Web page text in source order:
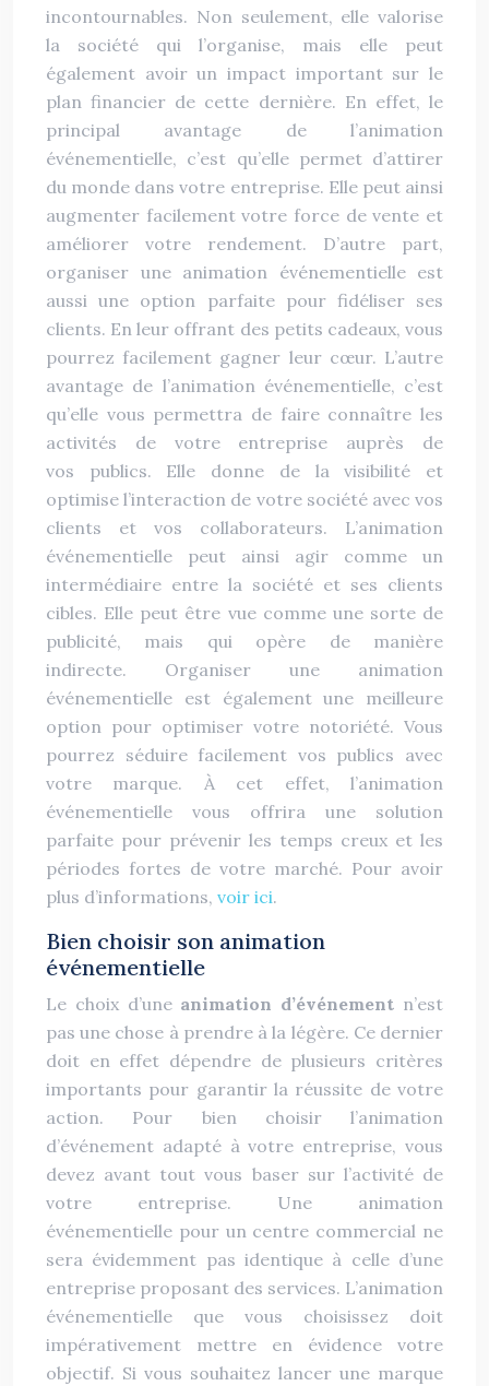
incontournables. Non seulement, elle valorise
la société qui l’organise, mais elle peut
également avoir un impact important sur le
plan financier de cette dernière. En effet, le
principal avantage de l’animation
événementielle, c’est qu’elle permet d’attirer
du monde dans votre entreprise. Elle peut ainsi
augmenter facilement votre force de vente et
améliorer votre rendement. D’autre part,
organiser une animation événementielle est
aussi une option parfaite pour fidéliser ses
clients. En leur offrant des petits cadeaux, vous
pourrez facilement gagner leur cœur. L’autre
avantage de l’animation événementielle, c’est
qu’elle vous permettra de faire connaître les
activités de votre entreprise auprès de
vos publics. Elle donne de la visibilité et
optimise l’interaction de votre société avec vos
clients et vos collaborateurs. L’animation
événementielle peut ainsi agir comme un
intermédiaire entre la société et ses clients
cibles. Elle peut être vue comme une sorte de
publicité, mais qui opère de manière
indirecte. Organiser une animation
événementielle est également une meilleure
option pour optimiser votre notoriété. Vous
pourrez séduire facilement vos publics avec
votre marque. À cet effet, l’animation
événementielle vous offrira une solution
parfaite pour prévenir les temps creux et les
périodes fortes de votre marché. Pour avoir
plus d’informations, voir ici.
Bien choisir son animation
événementielle
Le choix d’une animation d’événement n’est
pas une chose à prendre à la légère. Ce dernier
doit en effet dépendre de plusieurs critères
importants pour garantir la réussite de votre
action. Pour bien choisir l’animation
d’événement adapté à votre entreprise, vous
devez avant tout vous baser sur l’activité de
votre entreprise. Une animation
événementielle pour un centre commercial ne
sera évidemment pas identique à celle d’une
entreprise proposant des services. L’animation
événementielle que vous choisissez doit
impérativement mettre en évidence votre
objectif. Si vous souhaitez lancer une marque